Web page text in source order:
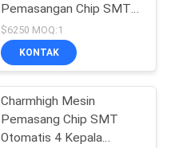
Pemasangan Chip SMT
0402-5050 SOP QFN
$6250 MOQ:1
KONTAK
Charmhigh Mesin
Pemasang Chip SMT
Otomatis 4 Kepala